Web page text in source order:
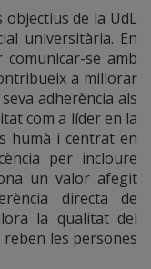
objectius de la UdL
universitària. En
se amb
a millorar
adherència als
com a líder en la
humà i centrat en
per incloure
un valor afegit
directa de
la qualitat del
les persones